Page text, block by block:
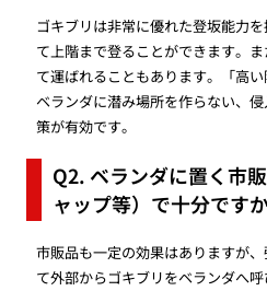
ゴキブリは非常に優れた登坂能力
て上階まで登ることができます。
て運ばれることもあります。「高
ベランダに潜み場所を作らない、
策が有効です。
Q2. ベランダに置く市
ャップ等）で十分です
市販品も一定の効果はありますが
て外部からゴキブリをベランダへ